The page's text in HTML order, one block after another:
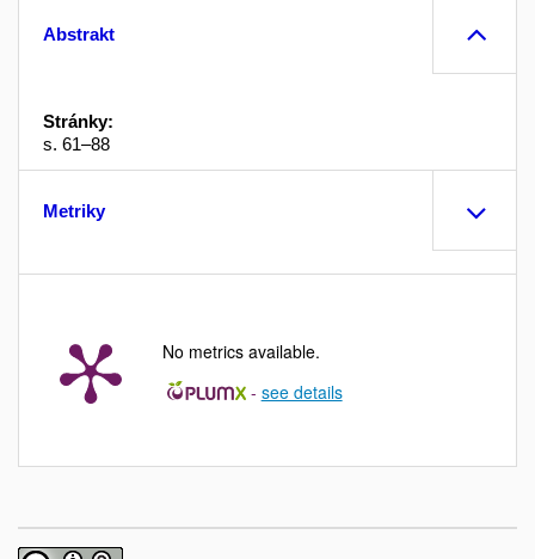
Abstrakt
Stránky:
s. 61–88
Metriky
No metrics available.
- see details